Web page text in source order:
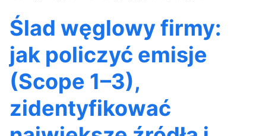
Ślad węglowy firmy:
jak policzyć emisje
(Scope 1–3),
zidentyfikować